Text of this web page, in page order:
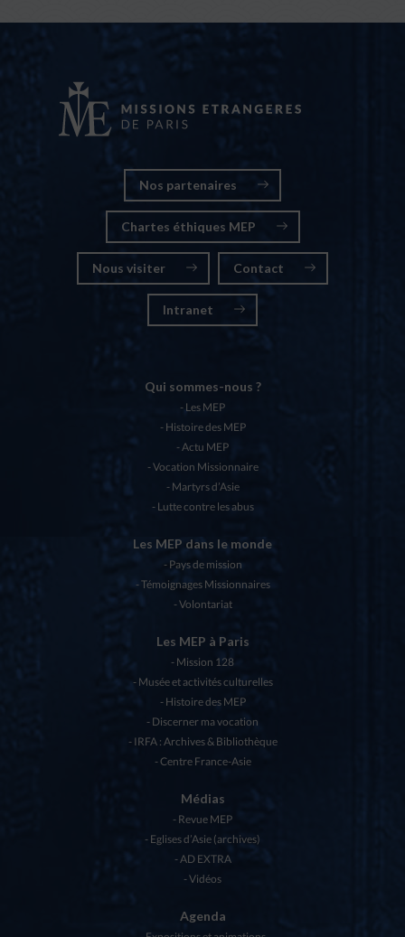
Nos partenaires
Chartes éthiques MEP
Nous visiter Contact
Intranet
Qui sommes-nous ?
Les MEP
Histoire des MEP
Actu MEP
Vocation Missionnaire
Martyrs d’Asie
Lutte contre les abus
Les MEP dans le monde
Pays de mission
Témoignages Missionnaires
Volontariat
Les MEP à Paris
Mission 128
Musée et activités culturelles
Histoire des MEP
Discerner ma vocation
IRFA : Archives & Bibliothèque
Centre France-Asie
Médias
Revue MEP
Eglises d’Asie (archives)
AD EXTRA
Vidéos
Agenda